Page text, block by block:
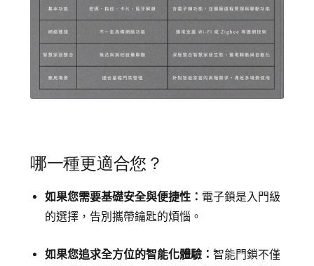
哪一種更適合您？
如果您需要基礎安全與便捷性： 電子鎖是入門級
的選擇，告別攜帶鑰匙的煩惱。
如果您追求全方位的智能化體驗： 智能門鎖不僅